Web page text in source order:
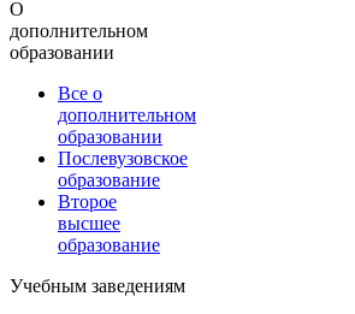
О
дополнительном
образовании
Все о
дополнительном
образовании
Послевузовское
образование
Второе
высшее
образование
Учебным заведениям